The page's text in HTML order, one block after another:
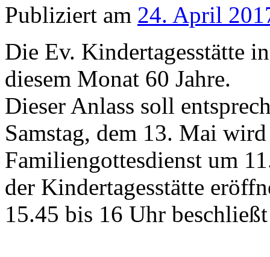
Publiziert am 24. April
Die Ev. Kindertagesstätte
diesem Monat 60 Jahre.
Dieser Anlass soll
Samstag, dem 13. Mai
Familiengottesdienst um
der Kindertagesstätte
15.45 bis 16 Uhr